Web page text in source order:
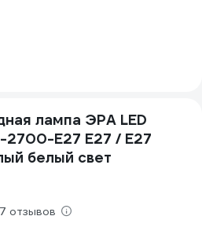
лампа ЭРА LED
2700-E27 E27 / Е27
белый свет
отзывов